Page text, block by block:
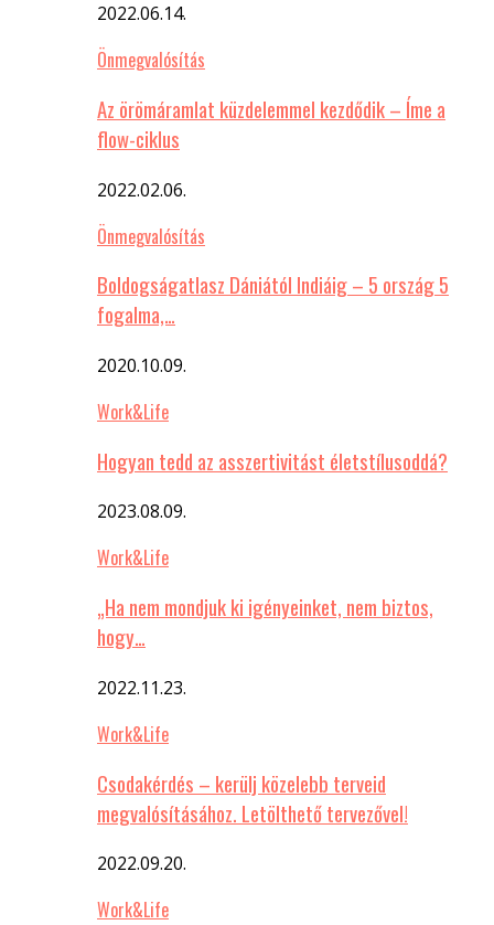
2022.06.14.
Önmegvalósítás
Az örömáramlat küzdelemmel kezdődik – Íme a
flow-ciklus
2022.02.06.
Önmegvalósítás
Boldogságatlasz Dániától Indiáig – 5 ország 5
fogalma,…
2020.10.09.
Work&Life
Hogyan tedd az asszertivitást életstílusoddá?
2023.08.09.
Work&Life
„Ha nem mondjuk ki igényeinket, nem biztos,
hogy…
2022.11.23.
Work&Life
Csodakérdés – kerülj közelebb terveid
megvalósításához. Letölthető tervezővel!
2022.09.20.
Work&Life